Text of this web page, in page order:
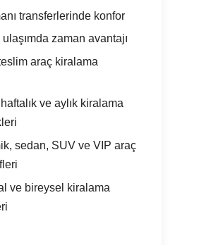
transferlerinde konfor
zaman avantajı
araç kiralama
ve aylık kiralama
sedan, SUV ve VIP araç
ve bireysel kiralama